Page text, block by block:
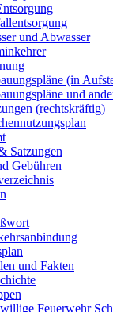
und Abwasser
(in
und
(rechtskräftig)
Satzungen
Gebühren
und Fakten
Feuerwehr